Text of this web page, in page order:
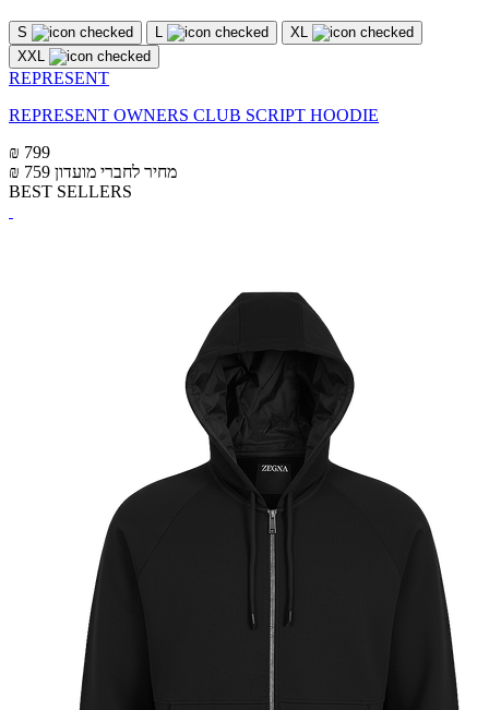
S L
XL
XXL
REPRESENT
REPRESENT OWNERS CLUB SCRIPT HOODIE
₪ 799
₪ 759 מחיר לחברי מועדון
BEST SELLERS